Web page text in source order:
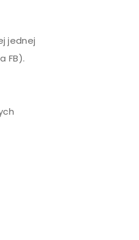
jednej
FB).